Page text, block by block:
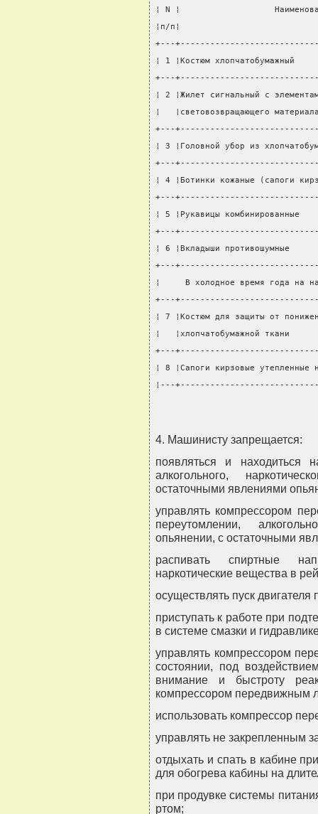
¦ N ¦
¦п/п¦
+---
¦ 1 ¦Костюм
+---
¦ 2 ¦Жилет сигнальный с
¦   ¦световозвращающего
+---
¦ 3 ¦Головной убор из
+---
¦ 4 ¦Ботинки кожаные
+---
¦ 5 ¦Рукавицы
+---
¦ 6 ¦Вкладыши
+---
¦     В холодное время года на
+---
¦ 7 ¦Костюм для защиты от
¦   ¦хлопчатобумажной
+---
¦ 8 ¦Сапоги кирзовые
¦---
4. Машинисту запрещается:
появляться и находиться
алкогольного,
остаточными явлениями
управлять компрессором
переутомлении,
опьянении, с остаточными
распивать спиртные
наркотические вещества в
осуществлять пуск двигателя
приступать к работе при
в системе смазки и
управлять компрессором
состоянии, под
внимание и быстроту
компрессором передвижным
использовать компрессор
управлять не закрепленным
отдыхать и спать в кабине
для обогрева кабины на
при продувке системы
ртом;